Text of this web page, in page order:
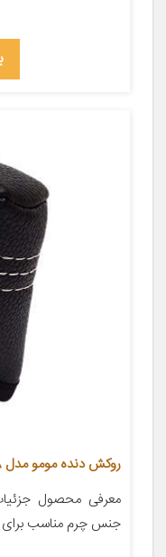
روکش دنده مومو مدل Mhr-68
جنس چرم مناسب برای